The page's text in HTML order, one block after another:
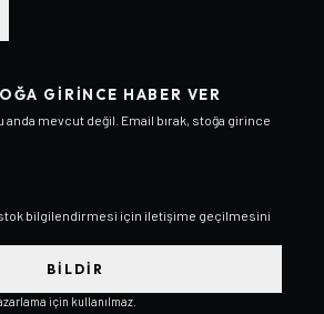
GIRINCE HABER VER
anda mevcut değil. Email bırak, stoğa girince
bilgilendirmesi için iletişime geçilmesini
BILDIR
için kullanılmaz.